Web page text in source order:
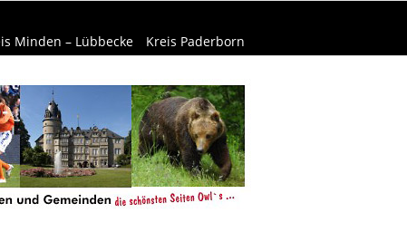
Minden – Lübbecke Kreis Paderborn